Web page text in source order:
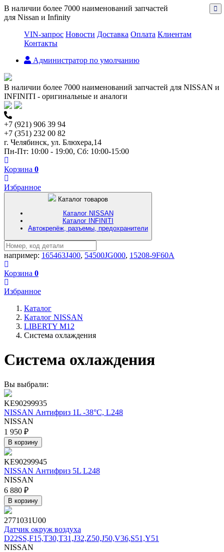
В наличии более 7000 наименований запчастей
для Nissan и Infinity
VIN-запрос Новости Доставка Оплата Клиентам
Контакты
Администратор по умолчанию
В наличии более 7000 наименований запчастей для NISSAN и
INFINITI - оригинальные и аналоги
+7 (921) 906 39 94
+7 (351) 232 00 82
г. Челябинск, ул. Блюхера,14
Пн-Пт: 10:00 - 19:00, Сб: 10:00-15:00
Корзина 0
Избранное
Каталог товаров
Каталог NISSAN
Каталог INFINITI
Автокрепёж, разъемы, предохранители
например: 165463J400, 54500JG000, 15208-9F60A
Корзина 0
Избранное
Каталог
Каталог NISSAN
LIBERTY M12
Система охлаждения
Система охлаждения
Вы выбрали:
KE90299935
NISSAN Антифриз 1L -38°C, L248
NISSAN
1 950 ₽
В корзину
KE90299945
NISSAN Антифриз 5L L248
NISSAN
6 880 ₽
В корзину
2771031U00
Датчик окруж воздуха
D22SS,F15,T30,T31,J32,Z50,J50,V36,S51,Y51
NISSAN